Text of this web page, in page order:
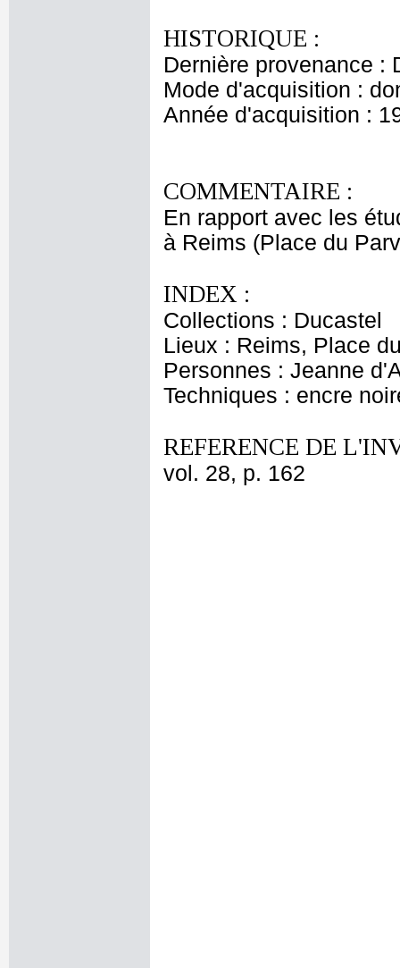
HISTORIQUE :
Dernière provenance :
Mode d'acquisition :
Année d'acquisition :
COMMENTAIRE :
En rapport avec les
à Reims (Place du
INDEX :
Collections : Ducastel
Lieux : Reims, Place
Personnes : Jeanne
Techniques : encre
REFERENCE DE
vol. 28, p. 162